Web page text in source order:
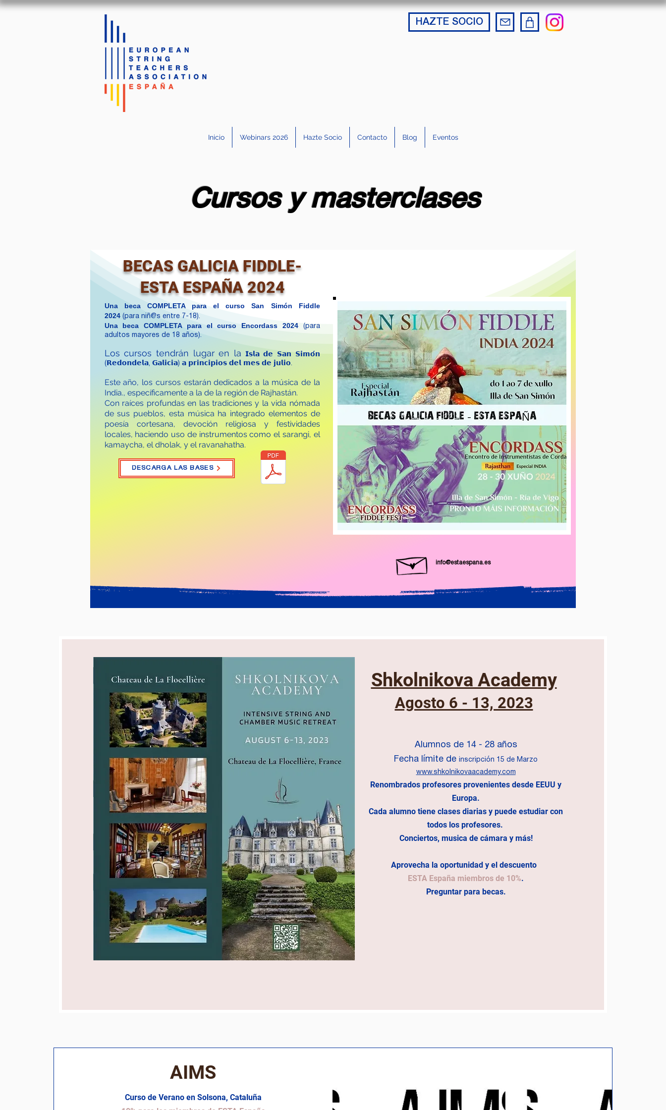
HAZTE SOCIO
Inicio Webinars 2026 Hazte Socio Contacto Blog Eventos
Cursos y masterclases
BECAS GALICIA FIDDLE-
ESTA ESPAÑA 2024
Una beca COMPLETA para el curso San Simón Fiddle
2024(para niñ@s entre 7-18).
Una beca COMPLETA para el curso Encordass 2024(para
adultos mayores de 18 años).
Los cursos tendrán lugar en la 𝗜𝘀𝗹𝗮 𝗱𝗲 𝗦𝗮𝗻 𝗦𝗶𝗺𝗼́𝗻
(𝗥𝗲𝗱𝗼𝗻𝗱𝗲𝗹𝗮, 𝗚𝗮𝗹𝗶𝗰𝗶𝗮) 𝗮 𝗽𝗿𝗶𝗻𝗰𝗶𝗽𝗶𝗼𝘀 𝗱𝗲𝗹 𝗺𝗲𝘀 𝗱𝗲 𝗷𝘂𝗹𝗶𝗼.
Este año, los cursos estarán dedicados a la música de la
India., específicamente a la de la región de Rajhastán.
Con raíces profundas en las tradiciones y la vida nómada
de sus pueblos, esta música ha integrado elementos de
poesía cortesana, devoción religiosa y festividades
locales, haciendo uso de instrumentos como el sarangi, el
kamaycha, el dholak, y el ravanahatha.
DESCARGA LAS BASES
info@estaespana.es
Shkolnikova Academy
Agosto 6 - 13, 2023
Alumnos de 14 - 28 años
Fecha límite de inscripción 15 de Marzo
www.shkolnikovaacademy.com
Renombrados profesores provenientes desde EEUU y
Europa.
Cada alumno tiene clases diarias y puede estudiar con
todos los profesores.
Conciertos, musica de cámara y más!
Aprovecha la oportunidad y el descuento
ESTA España miembros de 10%.
Preguntar para becas.
AIMS
Curso de Verano en Solsona, Cataluña